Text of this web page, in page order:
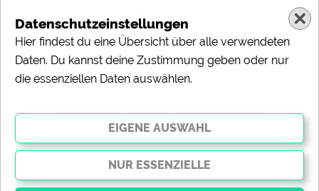
109 Campingplätze in
Baden-Württemberg
Datenschutzeinstellungen
Hier findest du eine Übersicht über alle verwendeten
Daten. Du kannst deine Zustimmung geben oder nur
die essenziellen Daten auswählen.